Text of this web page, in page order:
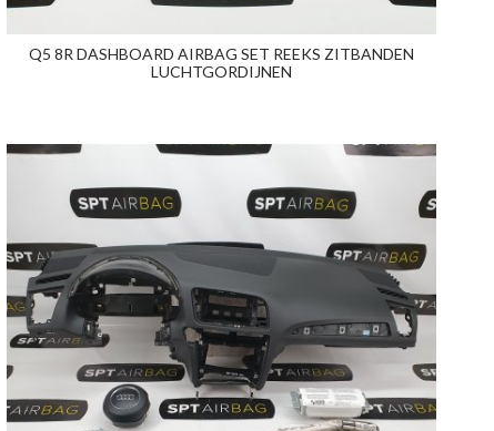
Q5 8R DASHBOARD AIRBAG SET REEKS ZITBANDEN
LUCHTGORDIJNEN